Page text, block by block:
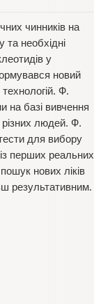
чинників на
та необхідні
у
новий
Ф.
на базі вивчення
різних людей. Ф.
для вибору
перших реальних
нових ліків
результативним.